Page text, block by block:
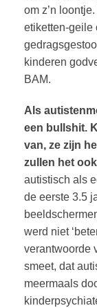
om z’n
etiketten-geile
kinderen
BAM.
Als
een bullshit.
van, ze zijn
zullen het
autistisch als
de eerste 3.5
werd niet
verantwoorde
smeet, dat
meermaals